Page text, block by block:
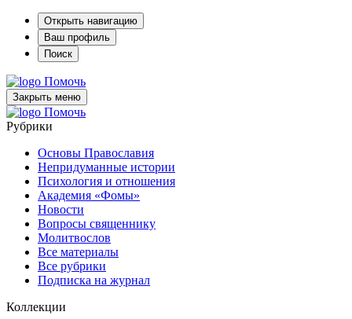
Открыть навигацию
Ваш профиль
Поиск
Помочь
Закрыть меню
Помочь
Рубрики
Основы Православия
Непридуманные истории
Психология и отношения
Академия «Фомы»
Новости
Вопросы священнику
Молитвослов
Все материалы
Все рубрики
Подписка на журнал
Коллекции